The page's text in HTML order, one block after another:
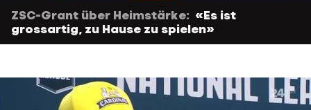
ZSC-Grant über Heimstärke: «Es ist
grossartig, zu Hause zu spielen»